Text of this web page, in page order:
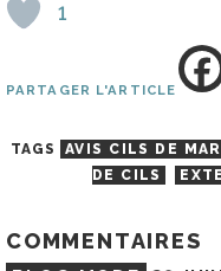
1
PARTAGER L'ARTICLE
TAGS AVIS CILS DE
DE CILS
COMMENTAIRES